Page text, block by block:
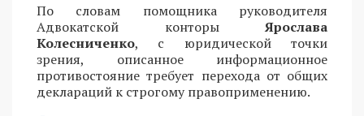
По словам помощника руководителя
Адвокатской конторыЯрослава
Колесниченко, с юридической точки
зрения, описанное информационное
противостояние требует перехода от общих
деклараций к строгому правоприменению.